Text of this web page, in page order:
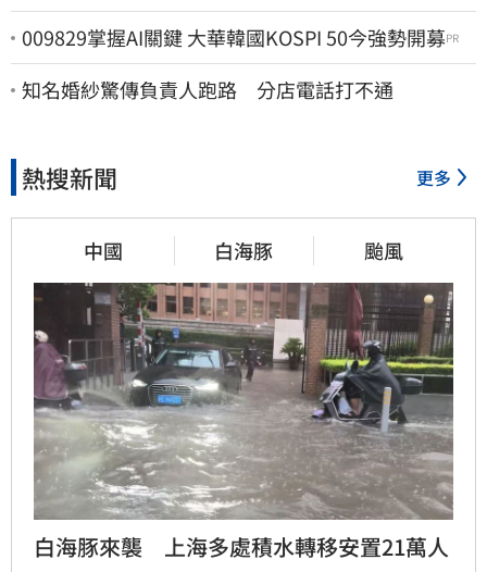
009829掌握AI關鍵 大華韓國KOSPI 50今強勢開募PR
知名婚紗驚傳負責人跑路 分店電話打不通
熱搜新聞 更多
中國 白海豚 颱風
白海豚來襲　上海多處積水轉移安置21萬人